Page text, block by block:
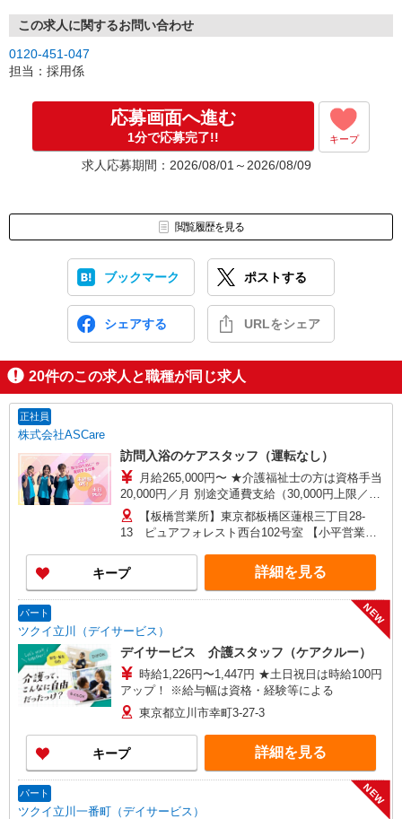
この求人に関するお問い合わせ
0120-451-047
担当：採用係
応募画面へ進む
1分で応募完了!! キープ
求人応募期間：2026/08/01～2026/08/09
閲覧履歴を見る
ブックマーク ポストする
シェアする URLをシェア
20件のこの求人と職種が同じ求人
正社員
株式会社ASCare
訪問入浴のケアスタッフ（運転なし）
月給265,000円〜 ★介護福祉士の方は資格手当
20,000円／月 別途交通費支給（30,000円上限／
月） 別途残業手当（月平均残業時間15時間）残業
代全額支給
【板橋営業所】東京都板橋区蓮根三丁目28-
13 ピュアフォレスト西台102号室 【小平営業
ン1F東 【在宅介護センター調布】東京都調布市国
領町五丁目4-17 パレス調布1990A館 【在宅介護
センター府中】東京都府中市武蔵台二丁目20-16
メゾンド樹庵1階 【立川営業所】東京都立川市富
士見町一丁目21-18 野村ビル101号室 【在宅介護
センター成瀬】東京都町田市南成瀬五丁目1-6 コ
ーポ台益ナルセ B1F
キープ 詳細を見る
パート
ツクイ立川（デイサービス）
NEW
デイサービス 介護スタッフ（ケアクルー）
時給1,226円〜1,447円 ★土日祝日は時給100円
アップ！ ※給与幅は資格・経験等による
東京都立川市幸町3-27-3
キープ 詳細を見る
パート
ツクイ立川一番町（デイサービス）
NEW